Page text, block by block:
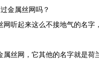
金属丝网吗？
听起来这么不接地气的名字
丝网，它其他的名字就是荷